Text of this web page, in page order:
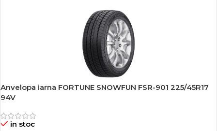
-19%
Anvelopa iarna FORTUNE SNOWFUN FSR-901 225/45R17
94V
in stoc